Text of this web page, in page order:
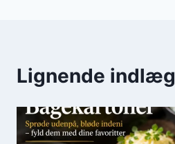
Lignende indlæg